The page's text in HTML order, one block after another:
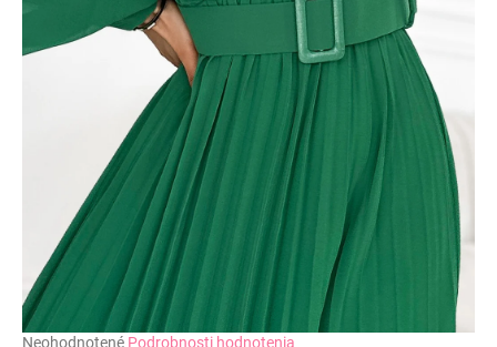
Priemerné
Neohodnotené Podrobnosti hodnotenia